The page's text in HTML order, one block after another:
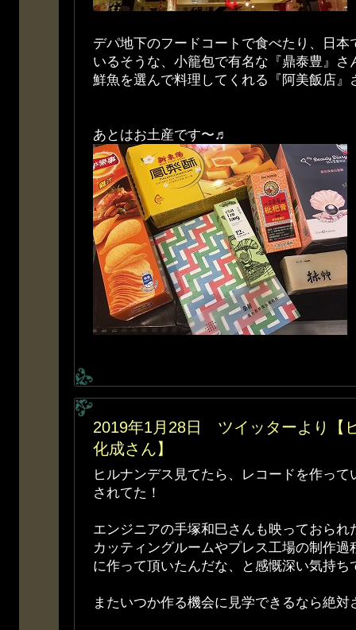
デパ地下のフードコートで食べたり、日本
いるそうな、小籠包で有名な『鼎泰豊』さ
鮮魚を選んで料理してくれる『阿美飯店』
あとはお土産です〜♬
2019年1月28日 ツイッターより【
化成さん】
ヒルナンデス見てたら、レコードを作っ
されてた！
エンジニアの手塚和巳さんも映っておられ
カッティングルームやプレス工場の制作
に作って頂いたんだな、と感慨深い気持ち
またいつか作る機会に見学できるなら絶対